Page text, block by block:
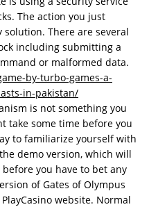
The action you just
There are several
including submitting a
or malformed data.
by-turbo-games-a-
in-pakistan/
is not something you
take some time before you
to familiarize yourself with
demo version, which will
you have to bet any
of Gates of Olympus
website. Normal